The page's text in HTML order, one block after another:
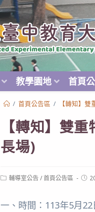
教學園地 首頁
/ 首頁公告區 / 【轉知】
【轉知】雙
長場)
Post輔導室公告 / 首頁公告區
Post
一、時間：113年5月